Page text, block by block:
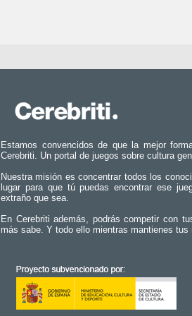
Estamos convencidos de que la mejor
Cerebriti. Un portal de juegos sobre cultura
Nuestra misión es concentrar todos los
lugar para que tú puedas encontrar ese
extraño que sea.
En Cerebriti además, podrás competir con
más sabe. Y todo ello mientras mantienes tus